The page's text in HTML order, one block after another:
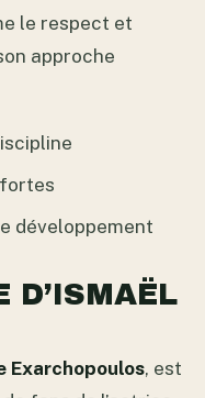
le respect et
approche
développement
D’ISMAËL
Exarchopoulos, est